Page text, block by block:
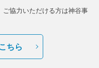
協力いただける方は神谷事
ちら